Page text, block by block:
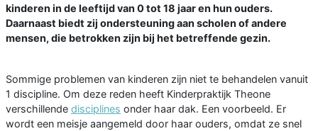
kinderen in de leeftijd van 0 tot 18 jaar en hun ouders.
Daarnaast biedt zij ondersteuning aan scholen of andere
mensen, die betrokken zijn bij het betreffende gezin.
Sommige problemen van kinderen zijn niet te behandelen vanuit
1 discipline. Om deze reden heeft Kinderpraktijk Theone
verschillende disciplines onder haar dak. Een voorbeeld. Er
wordt een meisje aangemeld door haar ouders, omdat ze snel